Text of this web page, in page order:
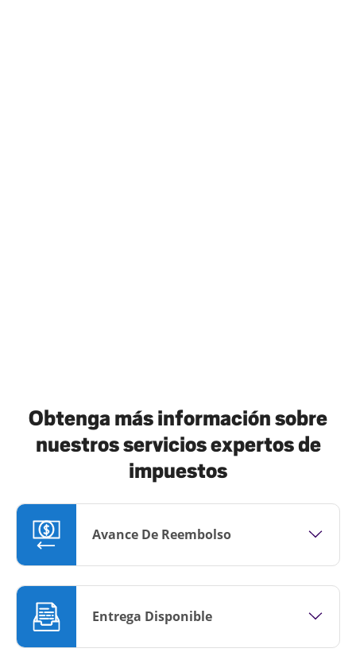
Obtenga más información sobre
nuestros servicios expertos de
impuestos
Avance De Reembolso
Entrega Disponible